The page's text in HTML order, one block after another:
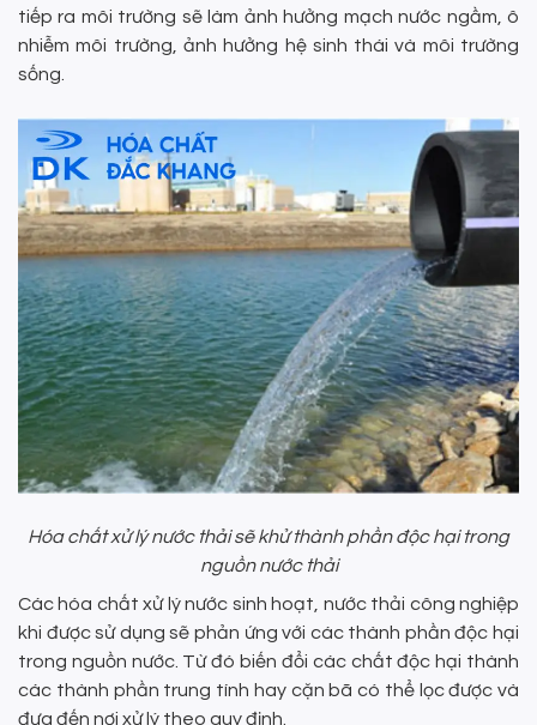
tiếp ra môi trường sẽ làm ảnh hưởng mạch nước ngầm, ô
nhiễm môi trường, ảnh hưởng hệ sinh thái và môi trường
sống.
Hóa chất xử lý nước thải sẽ khử thành phần độc hại trong
nguồn nước thải
Các hóa chất xử lý nước sinh hoạt, nước thải công nghiệp
khi được sử dụng sẽ phản ứng với các thành phần độc hại
trong nguồn nước. Từ đó biến đổi các chất độc hại thành
các thành phần trung tính hay cặn bã có thể lọc được và
đưa đến nơi xử lý theo quy định.